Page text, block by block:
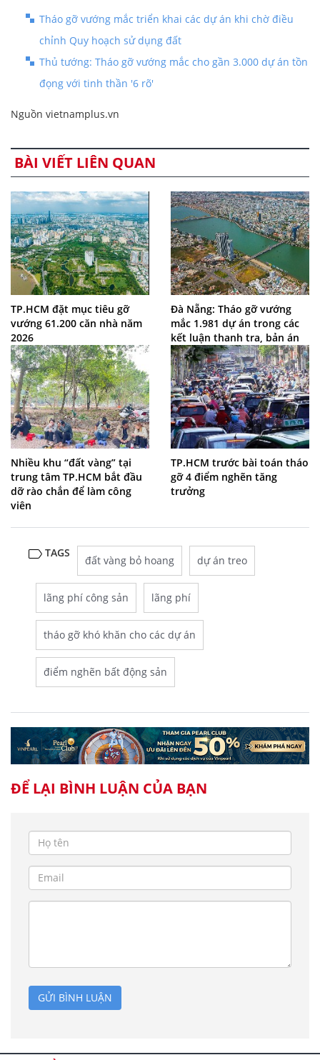
Tháo gỡ vướng mắc triển khai các dự án khi chờ điều
chỉnh Quy hoạch sử dụng đất
Thủ tướng: Tháo gỡ vướng mắc cho gần 3.000 dự án tồn
đọng với tinh thần '6 rõ'
Nguồn vietnamplus.vn
BÀI VIẾT LIÊN QUAN
TP.HCM đặt mục tiêu gỡ
vướng 61.200 căn nhà năm
2026
Đà Nẵng: Tháo gỡ vướng
mắc 1.981 dự án trong các
kết luận thanh tra, bản án
Nhiều khu “đất vàng” tại
trung tâm TP.HCM bắt đầu
dỡ rào chắn để làm công
viên
TP.HCM trước bài toán tháo
gỡ 4 điểm nghẽn tăng
trưởng
TAGS
đất vàng bỏ hoang dự án treo
lãng phí công sản lãng phí
tháo gỡ khó khăn cho các dự án
điểm nghẽn bất động sản
ĐỂ LẠI BÌNH LUẬN CỦA BẠN
GỬI BÌNH LUẬN